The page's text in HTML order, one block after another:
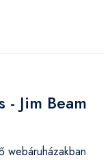
Jim Beam
webáruházakban